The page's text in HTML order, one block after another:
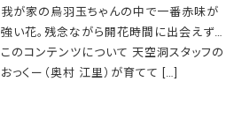
我が家の烏羽玉ちゃんの中で一番赤味が
強い花。残念ながら開花時間に出会えず…
このコンテンツについて 天空洞スタッフの
おっくー（奥村 江里）が育てて […]